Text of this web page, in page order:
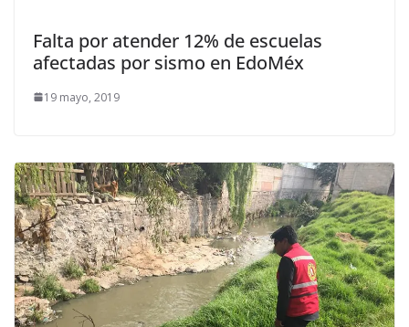
Falta por atender 12% de escuelas
afectadas por sismo en EdoMéx
19 mayo, 2019